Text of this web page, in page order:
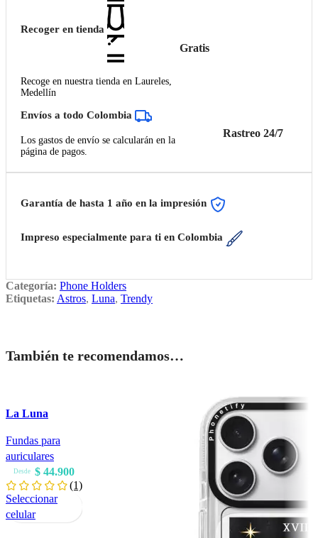
Recoger en tienda
Recoge en nuestra tienda en Laureles,
Medellín
Gratis
Envíos a todo Colombia
Los gastos de envío se calcularán en la
página de pagos.
Rastreo 24/7
Garantía de hasta 1 año en la impresión
Impreso especialmente para ti en Colombia
Categoría: Phone Holders
Etiquetas: Astros, Luna, Trendy
También te recomendamos…
La Luna
Fundas para
auriculares
Desde $44.900
(1)
Seleccionar
celularEste